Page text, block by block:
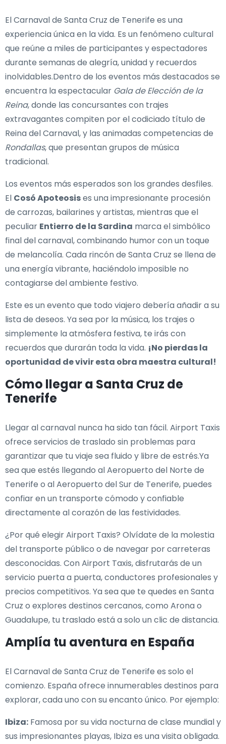
El Carnaval de Santa Cruz de Tenerife es una
experiencia única en la vida. Es un fenómeno cultural
que reúne a miles de participantes y espectadores
durante semanas de alegría, unidad y recuerdos
inolvidables.Dentro de los eventos más destacados se
encuentra la espectacular Gala de Elección de la
Reina, donde las concursantes con trajes
extravagantes compiten por el codiciado título de
Reina del Carnaval, y las animadas competencias de
Rondallas, que presentan grupos de música
tradicional.
Los eventos más esperados son los grandes desfiles.
El Cosó Apoteosises una impresionante procesión
de carrozas, bailarines y artistas, mientras que el
peculiar Entierro de la Sardina marca el simbólico
final del carnaval, combinando humor con un toque
de melancolía. Cada rincón de Santa Cruz se llena de
una energía vibrante, haciéndolo imposible no
contagiarse del ambiente festivo.
Este es un evento que todo viajero debería añadir a su
lista de deseos. Ya sea por la música, los trajes o
simplemente la atmósfera festiva, te irás con
recuerdos que durarán toda la vida. ¡No pierdas la
oportunidad de vivir esta obra maestra cultural!
Cómo llegar a Santa Cruz de
Tenerife
Llegar al carnaval nunca ha sido tan fácil. Airport Taxis
ofrece servicios de traslado sin problemas para
garantizar que tu viaje sea fluido y libre de estrés.Ya
sea que estés llegando al Aeropuerto del Norte de
Tenerife o al Aeropuerto del Sur de Tenerife, puedes
confiar en un transporte cómodo y confiable
directamente al corazón de las festividades.
¿Por qué elegir Airport Taxis? Olvídate de la molestia
del transporte público o de navegar por carreteras
desconocidas. Con Airport Taxis, disfrutarás de un
servicio puerta a puerta, conductores profesionales y
precios competitivos. Ya sea que te quedes en Santa
Cruz o explores destinos cercanos, como Arona o
Guadalupe, tu traslado está a solo un clic de distancia.
Amplía tu aventura en España
El Carnaval de Santa Cruz de Tenerife es solo el
comienzo. España ofrece innumerables destinos para
explorar, cada uno con su encanto único. Por ejemplo:
Ibiza: Famosa por su vida nocturna de clase mundial y
sus impresionantes playas, Ibiza es una visita obligada.